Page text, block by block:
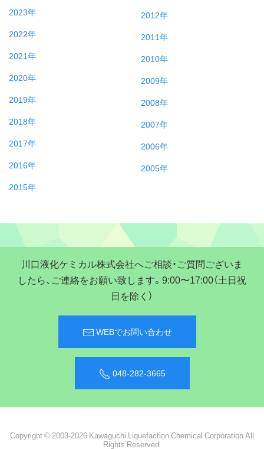
2023年
2022年
2021年
2020年
2019年
2018年
2017年
2016年
2015年
2012年
2011年
2010年
2009年
2008年
2007年
2006年
2005年
川口液化ケミカル株式会社へご相談・ご質問ございま
したら、ご連絡をお願い致します。9:00〜17:00（土日祝
日を除く）
WEBでお問い合わせ
048-282-3665
Copyright © 2003-2026 Kawaguchi Liquefaction Chemical Corporation All
Rights Reserved.